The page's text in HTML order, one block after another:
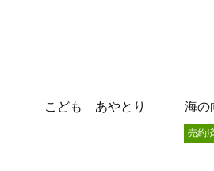
こども あやとり 海の
売約